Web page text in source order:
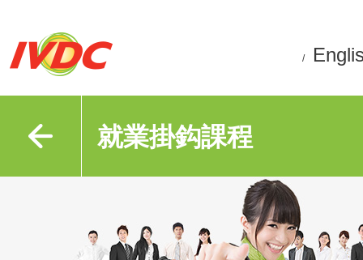
/
就業掛鈎課程